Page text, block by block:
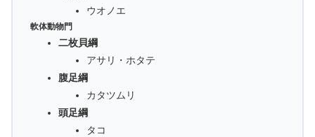
ウオノエ
軟体動物門
二枚貝綱
アサリ・ホタテ
腹足綱
カタツムリ
頭足綱
タコ